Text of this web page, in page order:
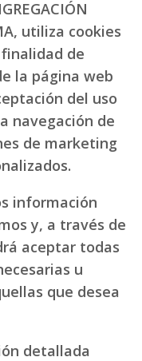
utiliza cookies
de
la página web
del uso
navegación de
de marketing
información
y, a través de
aceptar todas
u
que desea
detallada